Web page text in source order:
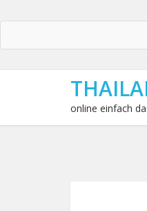
online einfach